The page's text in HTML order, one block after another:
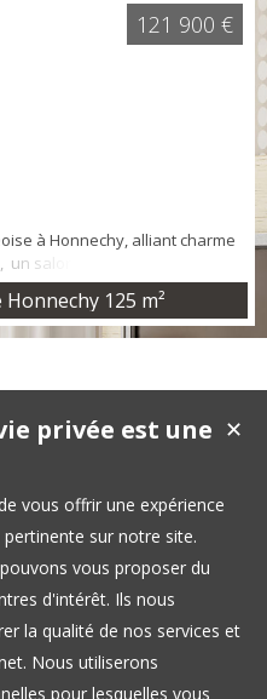
à Honnechy, alliant charme
salon lumineux de 34 m²
à manger, ainsi qu’une
comprend également un
véranda. À l’étage, un palier
Honnechy 125 m²
121 900 €
✕
privée est une
vous offrir une expérience
sur notre site.
vous proposer du
d'intérêt. Ils nous
la qualité de nos services et
Nous utiliserons
pour lesquelles vous